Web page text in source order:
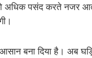
को अधिक पसंद करते
बना दिया है। अब